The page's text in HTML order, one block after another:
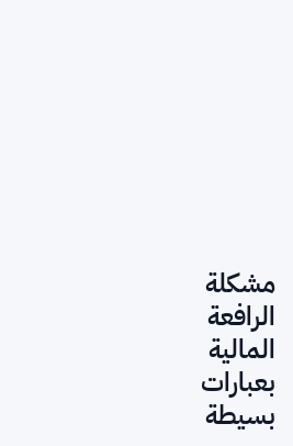
مشكلة
الرافعة
المالية
بعبارات
بسيطة